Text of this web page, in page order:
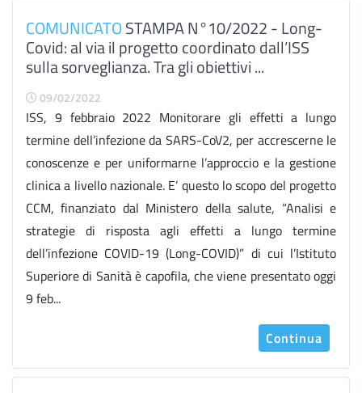
COMUNICATOSTAMPA N°10/2022 - Long-
Covid: al via il progetto coordinato dall’ISS
sulla sorveglianza. Tra gli obiettivi ...
09/02/2022
ISS, 9 febbraio 2022 Monitorare gli effetti a lungo
termine dell’infezione da SARS-CoV2, per accrescerne le
conoscenze e per uniformarne l’approccio e la gestione
clinica a livello nazionale. E’ questo lo scopo del progetto
CCM, finanziato dal Ministero della salute, “Analisi e
strategie di risposta agli effetti a lungo termine
dell’infezione COVID-19 (Long-COVID)” di cui l’Istituto
Superiore di Sanità è capofila, che viene presentato oggi
9 feb...
Continua